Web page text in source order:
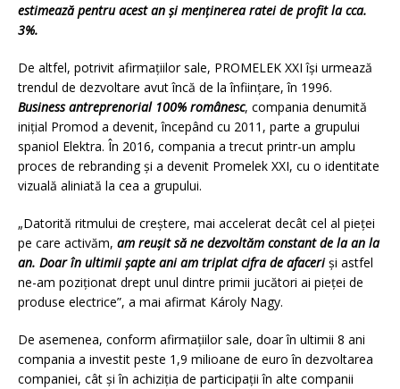
estimează pentru acest an și menținerea ratei de profit la cca.
3%.
De altfel, potrivit afirmațiilor sale, PROMELEK XXI își urmează
trendul de dezvoltare avut încă de la înființare, în 1996.
Business antreprenorial 100% românesc, compania denumită
inițial Promod a devenit, începând cu 2011, parte a grupului
spaniol Elektra. În 2016, compania a trecut printr-un amplu
proces de rebranding și a devenit Promelek XXI, cu o identitate
vizuală aliniată la cea a grupului.
„Datorită ritmului de creștere, mai accelerat decât cel al pieței
pe care activăm, am reușit să ne dezvoltăm constant de la an la
an. Doar în ultimii șapte ani am triplat cifra de afaceriși astfel
ne-am poziționat drept unul dintre primii jucători ai pieței de
produse electrice”, a mai afirmat Károly Nagy.
De asemenea, conform afirmațiilor sale, doar în ultimii 8 ani
compania a investit peste 1,9 milioane de euro în dezvoltarea
companiei, cât și în achiziția de participații în alte companii